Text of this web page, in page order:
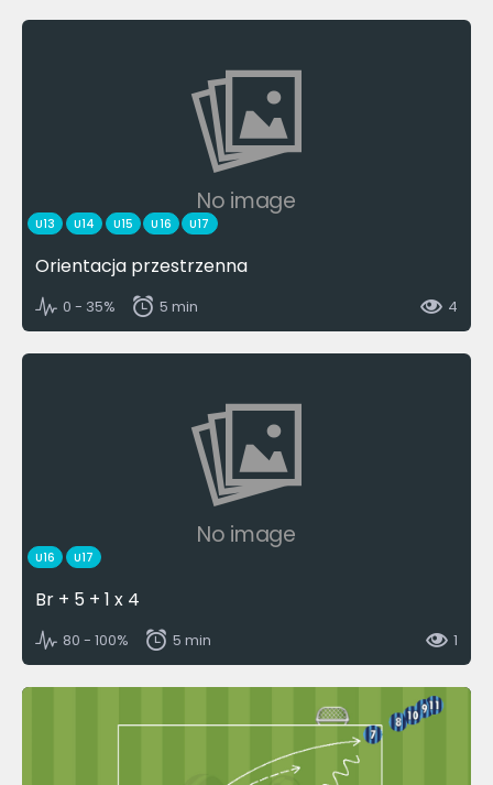
No image
U13 U14 U15 U16 U17
Orientacja przestrzenna
0 - 35% 5 min 4
No image
U16 U17
Br + 5 + 1 x 4
80 - 100% 5 min 1